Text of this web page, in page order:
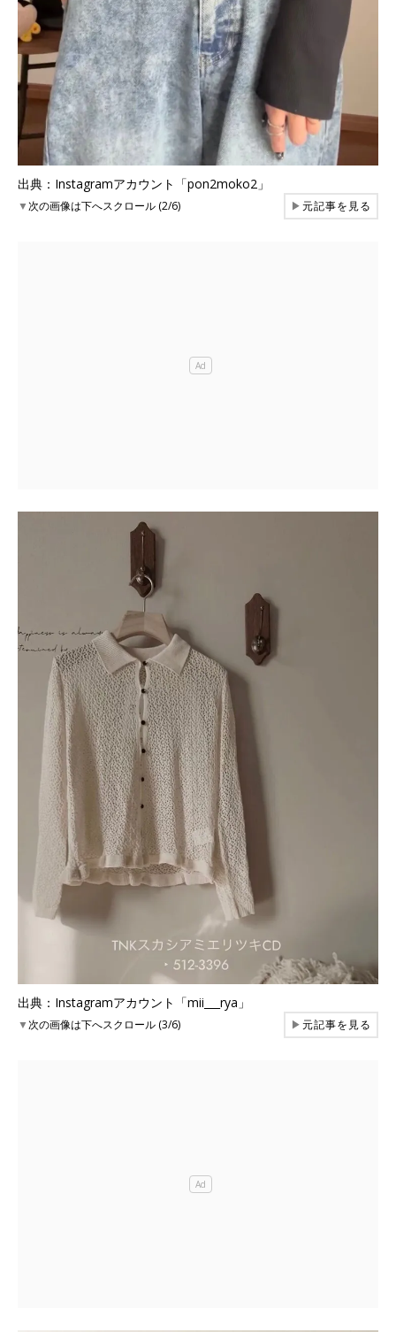
出典：Instagramアカウント「pon2moko2」
▼次の画像は下へスクロール (2/6) ▶元記事を見る
出典：Instagramアカウント「mii___rya」
▼次の画像は下へスクロール (3/6) ▶元記事を見る